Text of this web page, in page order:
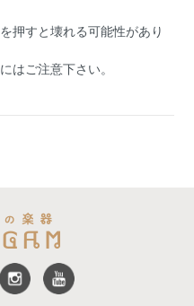
押すと壊れる可能性があり
はご注意下さい。